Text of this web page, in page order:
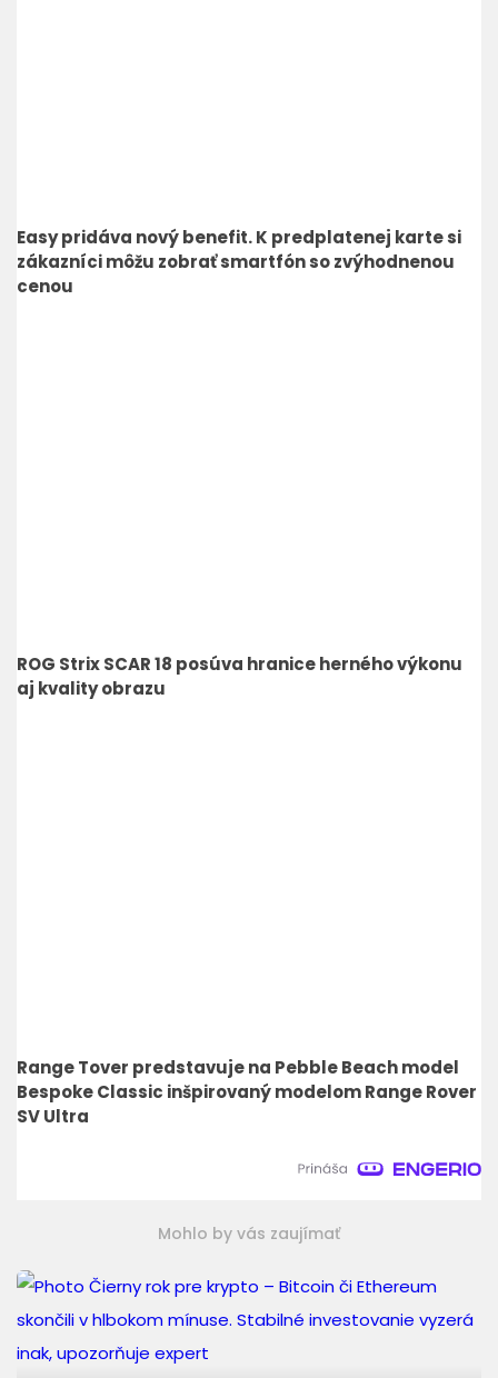
Easy pridáva nový benefit. K predplatenej karte si
zákazníci môžu zobrať smartfón so zvýhodnenou
cenou
ROG Strix SCAR 18 posúva hranice herného výkonu
aj kvality obrazu
Range Tover predstavuje na Pebble Beach model
Bespoke Classic inšpirovaný modelom Range Rover
SV Ultra
Mohlo by vás zaujímať